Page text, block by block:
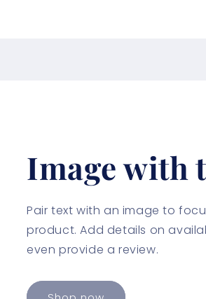
Image with
Pair text with an image to
product. Add details on
even provide a review.